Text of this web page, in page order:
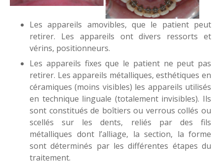
Les appareils amovibles, que le patient peut
retirer. Les appareils ont divers ressorts et
vérins, positionneurs.
Les appareils fixes que le patient ne peut pas
retirer. Les appareils métalliques, esthétiques en
céramiques (moins visibles) les appareils utilisés
en technique linguale (totalement invisibles). Ils
sont constitués de boîtiers ou verrous collés ou
scellés sur les dents, reliés par des fils
métalliques dont l’alliage, la section, la forme
sont déterminés par les différentes étapes du
traitement.